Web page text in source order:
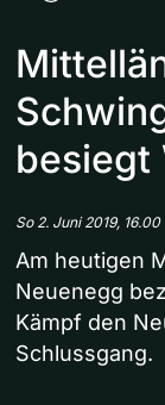
besiegt
So 2. Juni 2019, 16.00
Am heutigen
Neuenegg
Kämpf den
Schlussgang.